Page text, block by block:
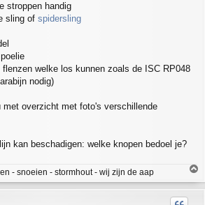
stroppen handig
sling of spidersling
welke los kunnen zoals de ISC RP048
nodig)
met overzicht met foto's verschillende
kan beschadigen: welke knopen bedoel je?
- snoeien - stormhout - wij zijn de aap
p